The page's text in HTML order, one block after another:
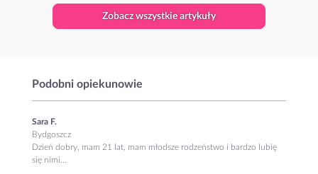
Zobacz wszystkie artykuły
Podobni opiekunowie
Sara F.
Bydgoszcz
Dzień dobry, mam 21 lat, mam młodsze rodzeństwo i bardzo lubię
się nimi...